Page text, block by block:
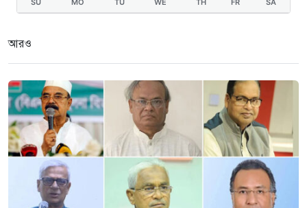
SU MO TU WE TH FR SA
আরও